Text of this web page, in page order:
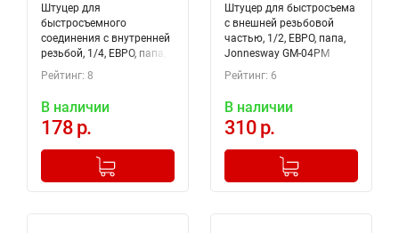
Штуцер для
быстросъемного
соединения с внутренней
резьбой, 1/4, ЕВРО, папа,
Jonnesway GM-02PF
Рейтинг: 8
В наличии
178 р.
+
Добавлено в корзину
Штуцер для быстросъема
с внешней резьбовой
частью, 1/2, ЕВРО, папа,
Jonnesway GM-04PM
Рейтинг: 6
В наличии
310 р.
+
Добавлено в корзину